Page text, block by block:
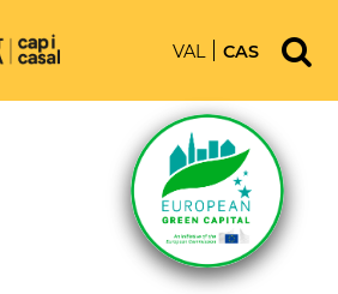
VAL CAS